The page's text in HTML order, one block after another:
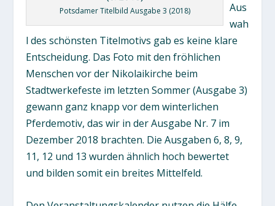
Potsdamer Titelbild Ausgabe 3 (2018)
Aus
wah
l des schönsten Titelmotivs gab es keine klare
Entscheidung. Das Foto mit den fröhlichen
Menschen vor der Nikolaikirche beim
Stadtwerkefeste im letzten Sommer (Ausgabe 3)
gewann ganz knapp vor dem winterlichen
Pferdemotiv, das wir in der Ausgabe Nr. 7 im
Dezember 2018 brachten. Die Ausgaben 6, 8, 9,
11, 12 und 13 wurden ähnlich hoch bewertet
und bilden somit ein breites Mittelfeld.